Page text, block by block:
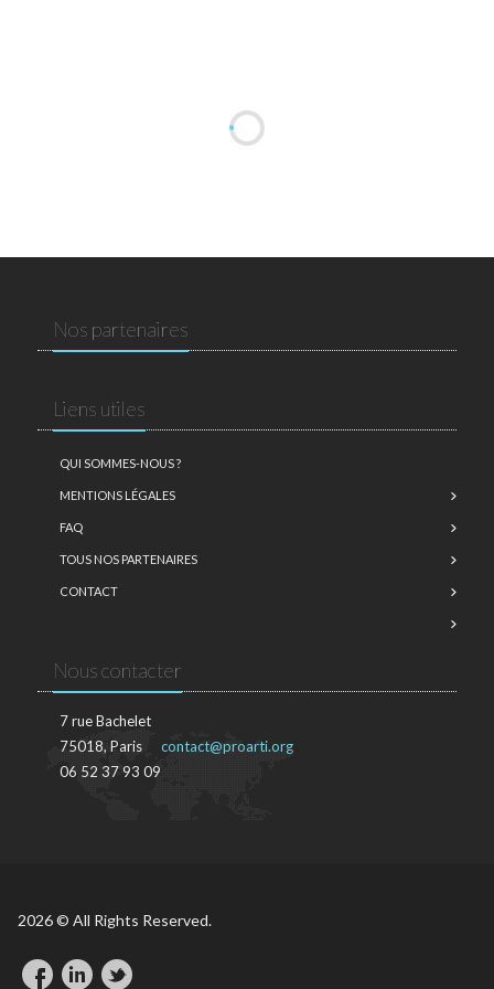
Nos partenaires
Liens utiles
QUI SOMMES-NOUS ?
MENTIONS LÉGALES
FAQ
TOUS NOS PARTENAIRES
CONTACT
Nous contacter
7 rue Bachelet
75018, Paris
06 52 37 93 09
contact@proarti.org
2026 © All Rights Reserved.